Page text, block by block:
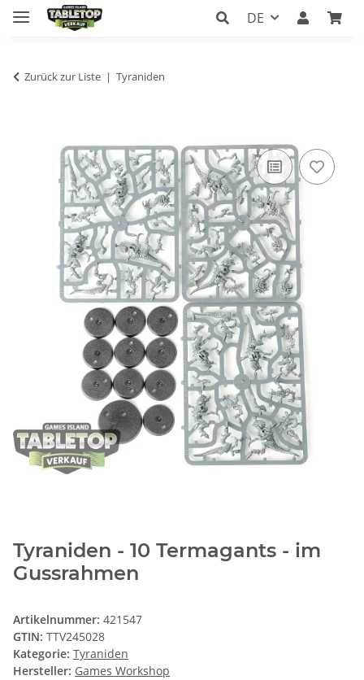
DE
Zurück zur Liste Tyraniden
Tyraniden - 10 Termagants - im
Gussrahmen
Artikelnummer: 421547
GTIN: TTV245028
Kategorie: Tyraniden
Hersteller: Games Workshop